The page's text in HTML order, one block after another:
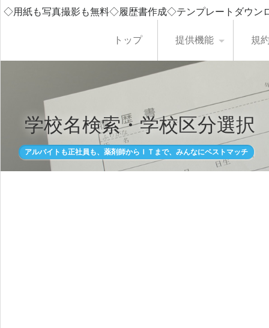
◇用紙も写真撮影も無料◇履歴書作成◇テンプレートダウ
トップ 提供機能 規
学校名検索・学校区分選択
アルバイトも正社員も、薬剤師からＩＴまで、みんなにベストマッチ